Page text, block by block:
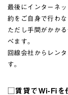
最後にインターネ
約をご自身で行わな
ただし手間がかか
べます。
回線会社からレン
す。
□賃貸でWi-Fiを